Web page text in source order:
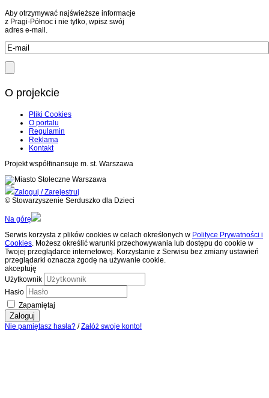
Aby otrzymywać najświeższe informacje
z Pragi-Północ i nie tylko, wpisz swój
adres e-mail.
O projekcie
Pliki Cookies
O portalu
Regulamin
Reklama
Kontakt
Projekt współfinansuje m. st. Warszawa
Zaloguj / Zarejestruj
© Stowarzyszenie Serduszko dla Dzieci
Na górę
Serwis korzysta z plików cookies w celach określonych w Polityce Prywatności i
Cookies. Możesz określić warunki przechowywania lub dostępu do cookie w
Twojej przeglądarce internetowej. Korzystanie z Serwisu bez zmiany ustawień
przeglądarki oznacza zgodę na używanie cookie.
akceptuję
Użytkownik
Hasło
Zapamiętaj
Zaloguj
Nie pamiętasz hasła? /Załóż swoje konto!